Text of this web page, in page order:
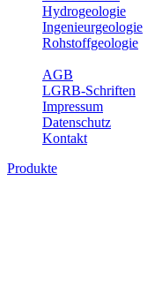
Hydrogeologie
Ingenieurgeologie
Rohstoffgeologie
AGB
LGRB-Schriften
Impressum
Datenschutz
Kontakt
Produkte